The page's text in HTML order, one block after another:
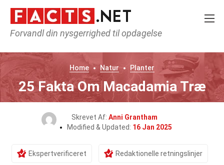
Forvandl din nysgerrighed til opdagelse
Home Natur Planter
25 Fakta Om Macadamia Træ
Skrevet Af: Anni Grantham
Modified & Updated: 16 Jan 2025
Ekspertverificeret Redaktionelle retningslinjer